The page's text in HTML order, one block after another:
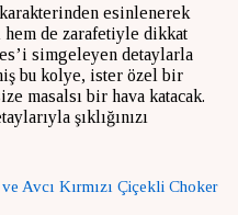
esinlenerek
hem de zarafetiyle dikkat
simgeleyen detaylarla
bu kolye, ister özel bir
masalsı bir hava katacak.
şıklığınızı
Avcı Kırmızı Çiçekli Choker